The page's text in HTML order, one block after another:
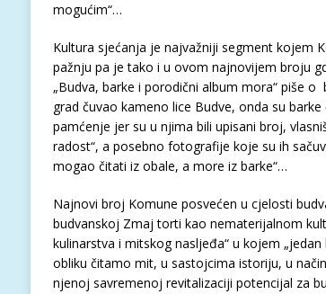
mogućim“…
Kultura sjećanja je najvažniji segment kojem
pažnju pa je tako i u ovom najnovijem broju
„Budva, barke i porodični album mora“ piše
grad čuvao kameno lice Budve, onda su
pamćenje jer su u njima bili upisani broj,
radost“, a posebno fotografije koje su ih
mogao čitati iz obale, a more iz barke“…
Najnovi broj Komune posvećen u cjelosti
budvanskoj Zmaj torti kao nematerijalnom
kulinarstva i mitskog nasljeđa“ u kojem
obliku čitamo mit, u sastojcima istoriju, u
njenoj savremenoj revitalizaciji potencijal za